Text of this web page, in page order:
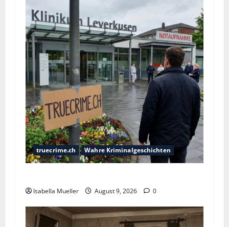
truecrime.ch Wahre Kriminalgeschichten
Isabella Mueller August 9, 2026 0